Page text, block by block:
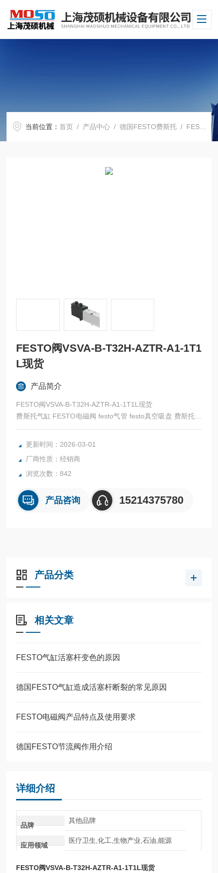
当前位置：首页 / 产品中心 /德国FESTO费斯托 / FESTO电磁阀
FESTO阀VSVA-B-T32H-AZTR-A1-1T1
L现货
产品简介
FESTO阀VSVA-B-T32H-AZTR-A1-1T1L现货
费斯托气缸 FESTO电磁阀 festo气管 festo真空吸盘 费斯托过
滤器 费斯托油雾器 FESTO传感器 FESTO代理
全系列产品大量现货请咨询上海茂硕机械设备有限公司
更新时间：2026-03-01
厂商性质：经销商
浏览次数：842
产品咨询 15214375780
产品分类
相关文章
FESTO气缸活塞杆变色的原因
德国FESTO气缸造成活塞杆断裂的常见原因
FESTO电磁阀产品特点及使用要求
德国FESTO节流阀作用介绍
详细介绍
品牌
其他品牌
应用领域
医疗卫生,化工,生物产业,石油,能源
FESTO阀VSVA-B-T32H-AZTR-A1-1T1L现货